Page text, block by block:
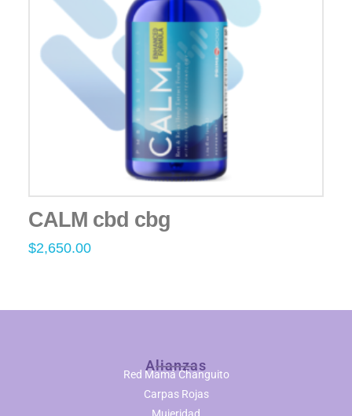
CALM cbd cbg
$2,650.00
Alianzas
Red Mamá Changuito
Carpas Rojas